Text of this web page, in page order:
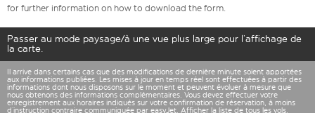
for further information on how to download the form.
Passer au mode paysage/à une vue plus large pour l’affichage de
la carte.
Il arrive dans certains cas que des modifications de dernière minute soient apportées
aux informations publiées. Les mises à jour en temps réel sont effectuées à partir des
informations dont nous disposons sur le moment et peuvent évoluer à mesure que
nous obtenons des informations complémentaires. Vous devez effectuer votre
enregistrement aux horaires indiqués sur votre confirmation de réservation, à moins
d’instruction contraire communiquée par easyJet. Afficher la liste de tous les vols.